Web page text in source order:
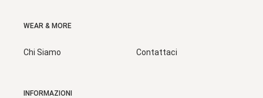
WEAR & MORE
Chi Siamo Contattaci
INFORMAZIONI